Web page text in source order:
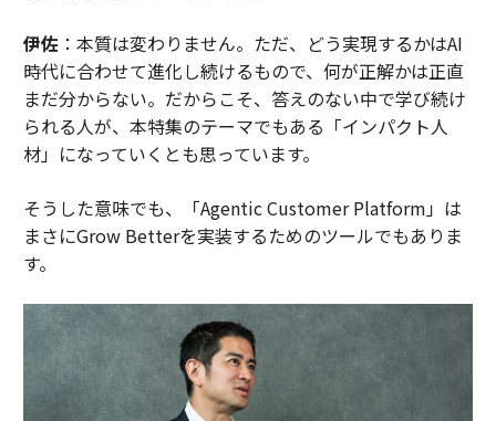
この新しい幾何学が自然界のダイヤモンドの強度で保持
されるかどうかは、まだ分からない。
（forbes.com 原文）
最新号の購入はこちらから
メンバーシップに登録する
伊佐：本質は変わりません。ただ、どう実現するかはAI
時代に合わせて進化し続けるもので、何が正解かは正直
まだ分からない。だからこそ、答えのない中で学び続け
られる人が、本特集のテーマでもある「インパクト人
材」になっていくとも思っています。
そうした意味でも、「Agentic Customer Platform」は
まさにGrow Betterを実装するためのツールでもありま
す。